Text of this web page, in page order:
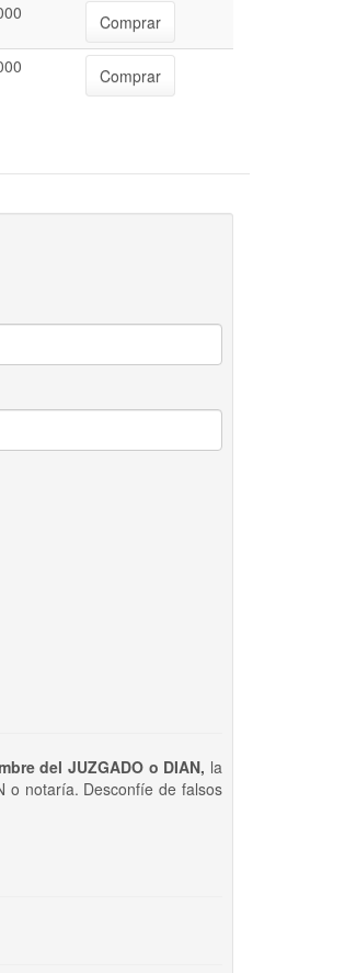
Comprar
Comprar
del JUZGADO o DIAN, la
o notaría. Desconfíe de falsos